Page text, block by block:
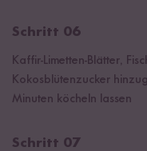
Schritt 06
Kaffir-Limetten-Blätter,
Kokosblütenzucker
Minuten köcheln lassen
Schritt 07